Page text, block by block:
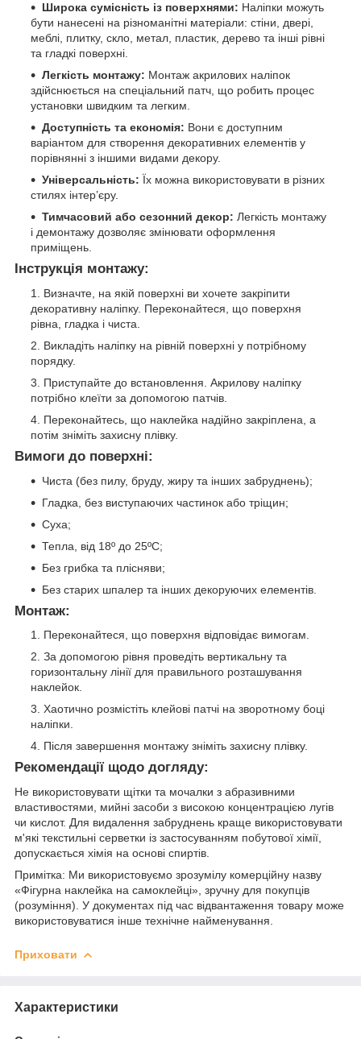
Широка сумісність із поверхнями: Наліпки можуть
бути нанесені на різноманітні матеріали: стіни, двері,
меблі, плитку, скло, метал, пластик, дерево та інші рівні
та гладкі поверхні.
Легкість монтажу: Монтаж акрилових наліпок
здійснюється на спеціальний патч, що робить процес
установки швидким та легким.
Доступність та економія: Вони є доступним
варіантом для створення декоративних елементів у
порівнянні з іншими видами декору.
Універсальність: Їх можна використовувати в різних
стилях інтер’єру.
Тимчасовий або сезонний декор: Легкість монтажу
і демонтажу дозволяє змінювати оформлення
приміщень.
Інструкція монтажу:
Визначте, на якій поверхні ви хочете закріпити
декоративну наліпку. Переконайтеся, що поверхня
рівна, гладка і чиста.
Викладіть наліпку на рівній поверхні у потрібному
порядку.
Приступайте до встановлення. Акрилову наліпку
потрібно клеїти за допомогою патчів.
Переконайтесь, що наклейка надійно закріплена, а
потім зніміть захисну плівку.
Вимоги до поверхні:
Чиста (без пилу, бруду, жиру та інших забруднень);
Гладка, без виступаючих частинок або тріщин;
Суха;
Тепла, від 18º до 25ºС;
Без грибка та плісняви;
Без старих шпалер та інших декоруючих елементів.
Монтаж:
Переконайтеся, що поверхня відповідає вимогам.
За допомогою рівня проведіть вертикальну та
горизонтальну лінії для правильного розташування
наклейок.
Хаотично розмістіть клейові патчі на зворотному боці
наліпки.
Після завершення монтажу зніміть захисну плівку.
Рекомендації щодо догляду:
Не використовувати щітки та мочалки з абразивними
властивостями, мийні засоби з високою концентрацією лугів
чи кислот. Для видалення забруднень краще використовувати
м'які текстильні серветки із застосуванням побутової хімії,
допускається хімія на основі спиртів.
Примітка: Ми використовуємо зрозумілу комерційну назву
«Фігурна наклейка на самоклейці», зручну для покупців
(розуміння). У документах під час відвантаження товару може
використовуватися інше технічне найменування.
Приховати
Характеристики